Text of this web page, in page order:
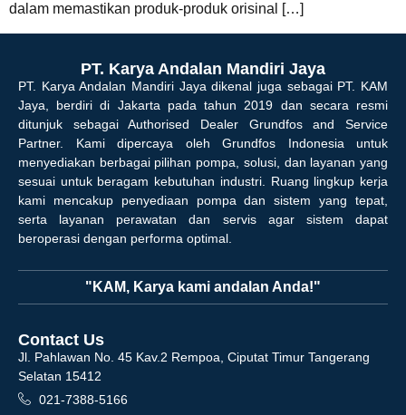
dalam memastikan produk-produk orisinal […]
PT. Karya Andalan Mandiri Jaya
PT. Karya Andalan Mandiri Jaya dikenal juga sebagai PT. KAM
Jaya, berdiri di Jakarta pada tahun 2019 dan secara resmi
ditunjuk sebagai Authorised Dealer Grundfos and Service
Partner. Kami dipercaya oleh Grundfos Indonesia untuk
menyediakan berbagai pilihan pompa, solusi, dan layanan yang
sesuai untuk beragam kebutuhan industri. Ruang lingkup kerja
kami mencakup penyediaan pompa dan sistem yang tepat,
serta layanan perawatan dan servis agar sistem dapat
beroperasi dengan performa optimal.
"KAM, Karya kami andalan Anda!"
Contact Us
Jl. Pahlawan No. 45 Kav.2 Rempoa, Ciputat Timur Tangerang
Selatan 15412
021-7388-5166